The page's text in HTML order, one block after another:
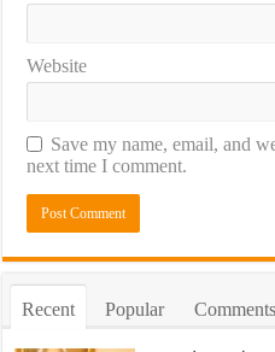
Website
Save my name, email, and
next time I comment.
Recent Popular Comments